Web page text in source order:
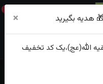
0
هدیه بگیرید ×
الله(عج)،یک کد تخفیف